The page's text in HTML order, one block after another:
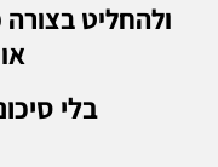
ולהחליט
בלי